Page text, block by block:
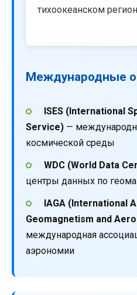
тихоокеанском
Международные
ISES (International
Service) —
космической среды
WDC (World Data
центры данных по
IAGA (International
Geomagnetism and
международная
аэрономии